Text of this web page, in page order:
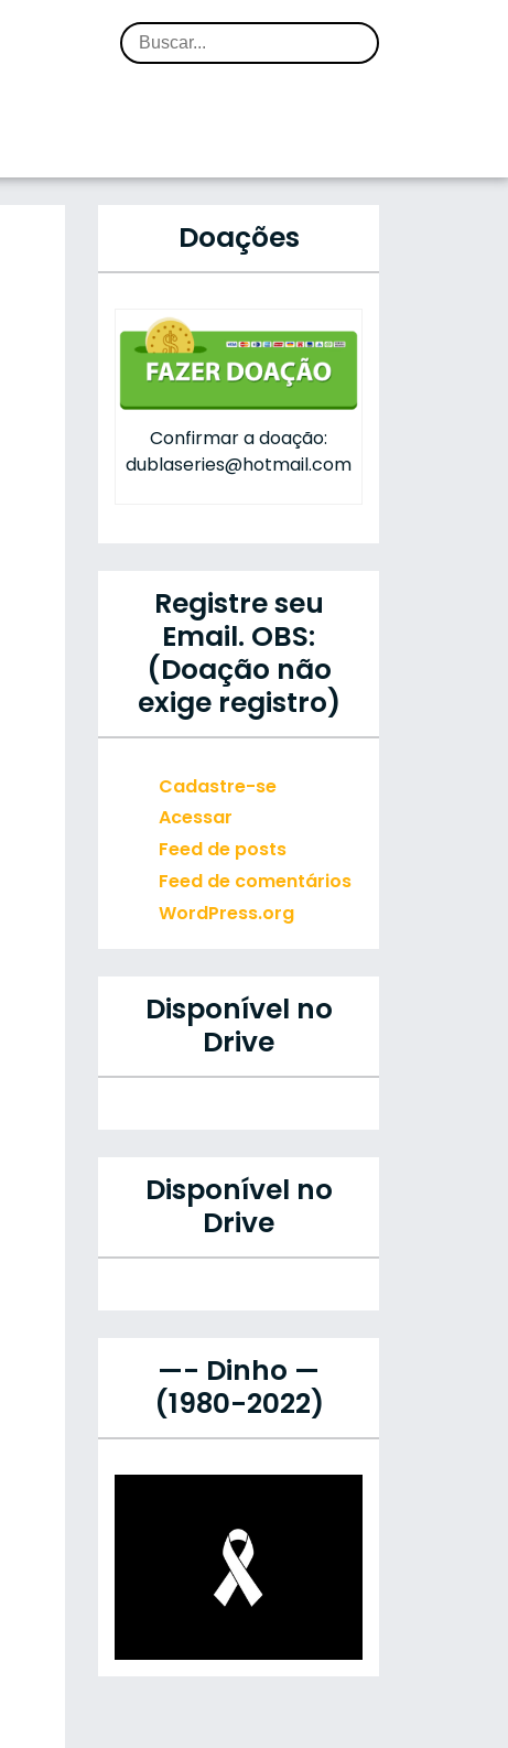
Doações
Confirmar a doação:
dublaseries@hotmail.com
Registre seu
Email. OBS:
(Doação não
exige registro)
Cadastre-se
Acessar
Feed de posts
Feed de comentários
WordPress.org
Disponível no
Drive
Disponível no
Drive
—- Dinho —
(1980-2022)